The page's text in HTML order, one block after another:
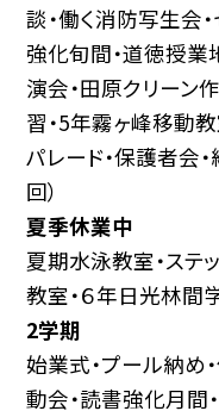
談・働く消防写生会
強化旬間・道徳授業
演会・田原クリーン
習・5年霧ヶ峰移動
パレード・保護者会
回）
夏季休業中
夏期水泳教室・ステ
教室・６年日光林間
2学期
始業式・プール納め
動会・読書強化月間